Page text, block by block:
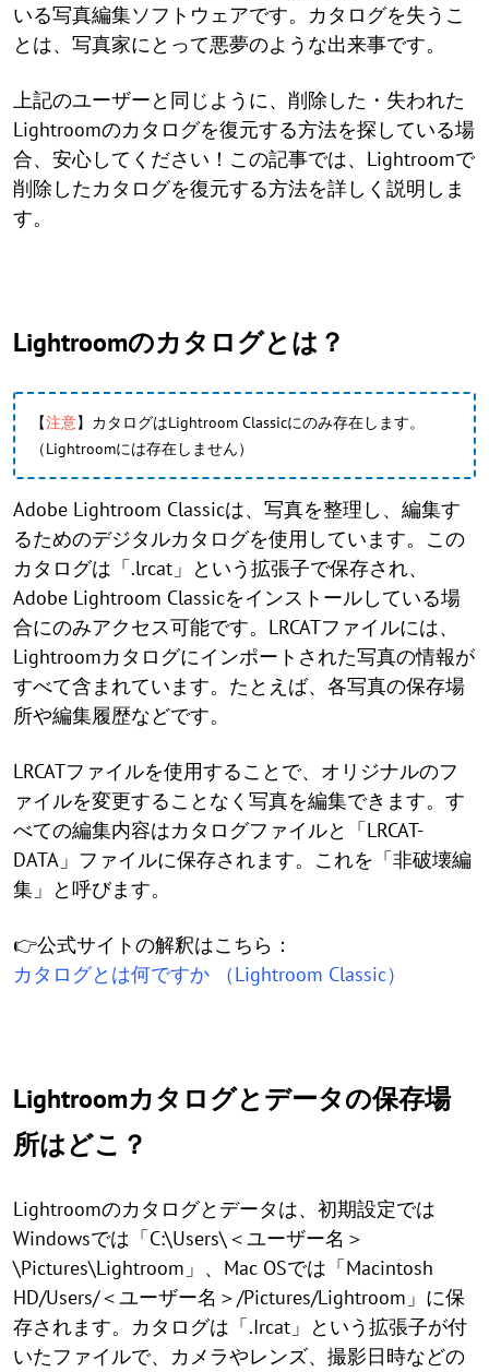
いる写真編集ソフトウェアです。カタログを失うこ
とは、写真家にとって悪夢のような出来事です。
上記のユーザーと同じように、削除した・失われた
Lightroomのカタログを復元する方法を探している場
合、安心してください！この記事では、Lightroomで
削除したカタログを復元する方法を詳しく説明しま
す。
Lightroomのカタログとは？
【注意】カタログはLightroom Classicにのみ存在します。
（Lightroomには存在しません）
Adobe Lightroom Classicは、写真を整理し、編集す
るためのデジタルカタログを使用しています。この
カタログは「.lrcat」という拡張子で保存され、
Adobe Lightroom Classicをインストールしている場
合にのみアクセス可能です。LRCATファイルには、
Lightroomカタログにインポートされた写真の情報が
すべて含まれています。たとえば、各写真の保存場
所や編集履歴などです。
LRCATファイルを使用することで、オリジナルのフ
ァイルを変更することなく写真を編集できます。す
べての編集内容はカタログファイルと「LRCAT-
DATA」ファイルに保存されます。これを「非破壊編
集」と呼びます。
👉公式サイトの解釈はこちら：
カタログとは何ですか （Lightroom Classic）
Lightroomカタログとデータの保存場
所はどこ？
Lightroomのカタログとデータは、初期設定では
Windowsでは「C:\Users\＜ユーザー名＞
\Pictures\Lightroom」、Mac OSでは「Macintosh
HD/Users/＜ユーザー名＞/Pictures/Lightroom」に保
存されます。カタログは「.Ircat」という拡張子が付
いたファイルで、カメラやレンズ、撮影日時などの